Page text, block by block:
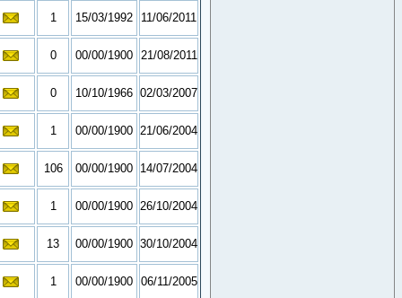
1 15/03/1992 11/06/2011
0 00/00/1900 21/08/2011
0 10/10/1966 02/03/2007
1 00/00/1900 21/06/2004
106 00/00/1900 14/07/2004
1 00/00/1900 26/10/2004
13 00/00/1900 30/10/2004
1 00/00/1900 06/11/2005